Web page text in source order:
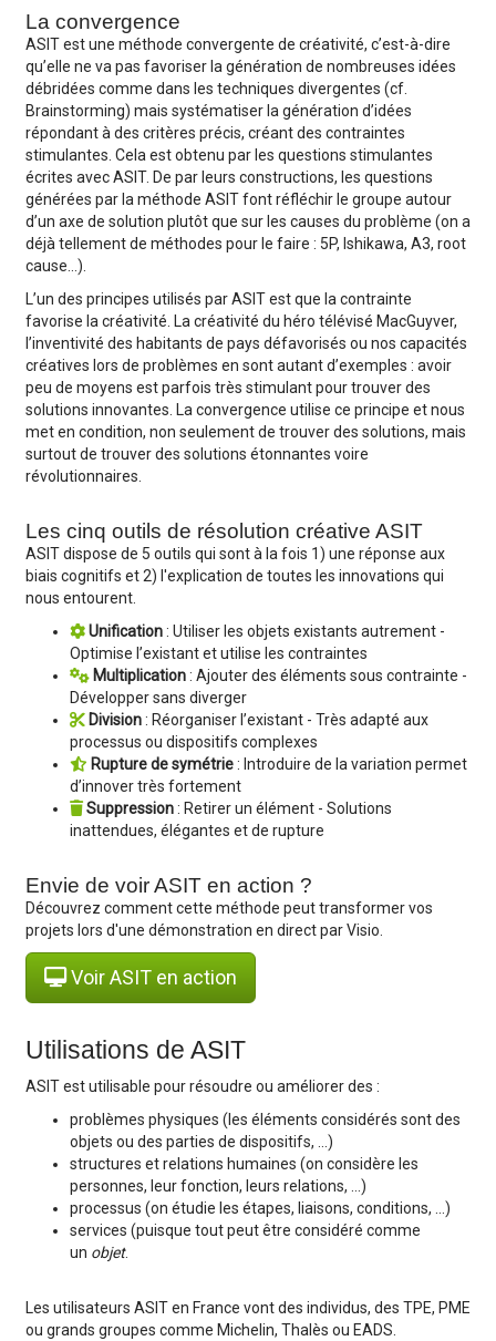
La convergence
ASIT est une méthode convergente de créativité, c’est-à-dire
qu’elle ne va pas favoriser la génération de nombreuses idées
débridées comme dans les techniques divergentes (cf.
Brainstorming) mais systématiser la génération d’idées
répondant à des critères précis, créant des contraintes
stimulantes. Cela est obtenu par les questions stimulantes
écrites avec ASIT. De par leurs constructions, les questions
générées par la méthode ASIT font réfléchir le groupe autour
d’un axe de solution plutôt que sur les causes du problème (on a
déjà tellement de méthodes pour le faire : 5P, Ishikawa, A3, root
cause...).
L’un des principes utilisés par ASIT est que la contrainte
favorise la créativité. La créativité du héro télévisé MacGuyver,
l’inventivité des habitants de pays défavorisés ou nos capacités
créatives lors de problèmes en sont autant d’exemples : avoir
peu de moyens est parfois très stimulant pour trouver des
solutions innovantes. La convergence utilise ce principe et nous
met en condition, non seulement de trouver des solutions, mais
surtout de trouver des solutions étonnantes voire
révolutionnaires.
Les cinq outils de résolution créative ASIT
ASIT dispose de 5 outils qui sont à la fois 1) une réponse aux
biais cognitifs et 2) l'explication de toutes les innovations qui
nous entourent.
Unification: Utiliser les objets existants autrement -
Optimise l’existant et utilise les contraintes
Multiplication: Ajouter des éléments sous contrainte -
Développer sans diverger
Division: Réorganiser l’existant - Très adapté aux
processus ou dispositifs complexes
Rupture de symétrie: Introduire de la variation permet
d’innover très fortement
Suppression: Retirer un élément - Solutions
inattendues, élégantes et de rupture
Envie de voir ASIT en action ?
Découvrez comment cette méthode peut transformer vos
projets lors d'une démonstration en direct par Visio.
Voir ASIT en action
Utilisations de ASIT
ASIT est utilisable pour résoudre ou améliorer des :
problèmes physiques (les éléments considérés sont des
objets ou des parties de dispositifs, …)
structures et relations humaines (on considère les
personnes, leur fonction, leurs relations, …)
processus (on étudie les étapes, liaisons, conditions, …)
services (puisque tout peut être considéré comme
un objet.
Les utilisateurs ASIT en France vont des individus, des TPE, PME
ou grands groupes comme Michelin, Thalès ou EADS.